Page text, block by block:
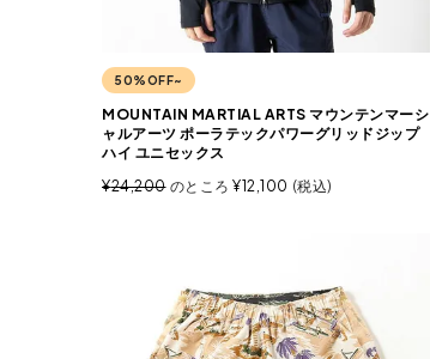
50%OFF~
MOUNTAIN MARTIAL ARTS マウンテンマーシ
ャルアーツ ポーラテックパワーグリッドジップ
ハイ ユニセックス
¥24,200 のところ ¥12,100 税込